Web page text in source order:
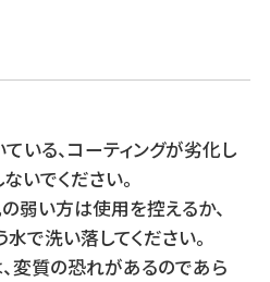
いる、コーティングが劣化し
いでください。
弱い方は使用を控えるか、
で洗い落してください。
変質の恐れがあるのであら